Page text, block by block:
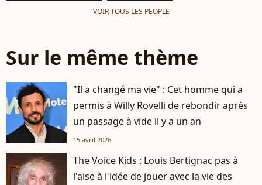
VOIR TOUS LES PEOPLE
Sur le même thème
"Il a changé ma vie" : Cet homme qui a
permis à Willy Rovelli de rebondir après
un passage à vide il y a un an
15 avril 2026
The Voice Kids : Louis Bertignac pas à
l'aise à l'idée de jouer avec la vie des